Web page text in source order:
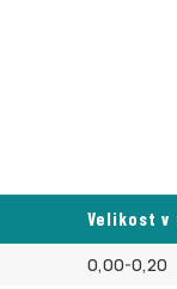
Velikost v
0,00-0,20